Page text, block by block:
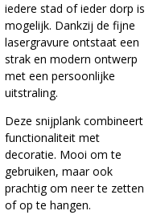
iedere stad of ieder dorp is
mogelijk. Dankzij de fijne
lasergravure ontstaat een
strak en modern ontwerp
met een persoonlijke
uitstraling.
Deze snijplank combineert
functionaliteit met
decoratie. Mooi om te
gebruiken, maar ook
prachtig om neer te zetten
of op te hangen.